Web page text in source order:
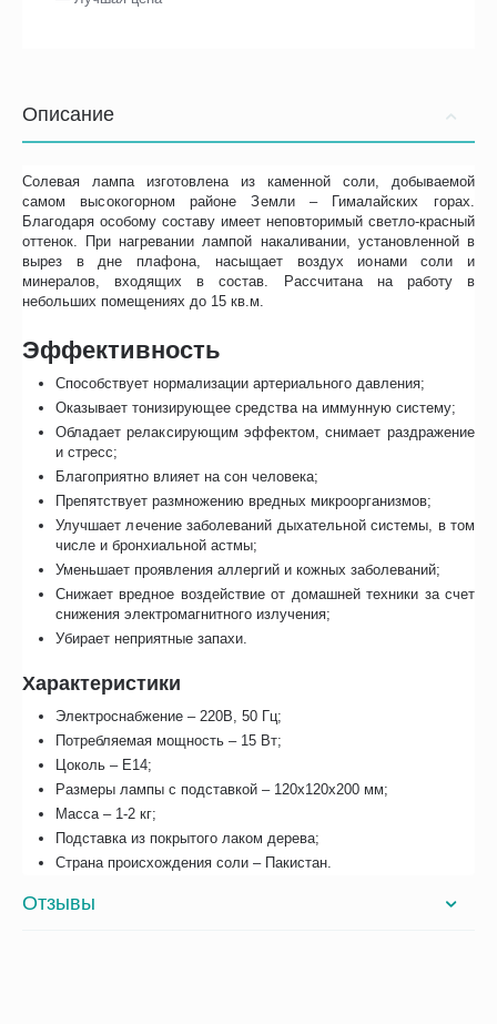
Описание
Солевая лампа изготовлена из каменной соли, добываемой
самом высокогорном районе Земли – Гималайских горах.
Благодаря особому составу имеет неповторимый светло-красный
оттенок. При нагревании лампой накаливании, установленной в
вырез в дне плафона, насыщает воздух ионами соли и
минералов, входящих в состав. Рассчитана на работу в
небольших помещениях до 15 кв.м.
Эффективность
Способствует нормализации артериального давления;
Оказывает тонизирующее средства на иммунную систему;
Обладает релаксирующим эффектом, снимает раздражение
и стресс;
Благоприятно влияет на сон человека;
Препятствует размножению вредных микроорганизмов;
Улучшает лечение заболеваний дыхательной системы, в том
числе и бронхиальной астмы;
Уменьшает проявления аллергий и кожных заболеваний;
Снижает вредное воздействие от домашней техники за счет
снижения электромагнитного излучения;
Убирает неприятные запахи.
Характеристики
Электроснабжение – 220В, 50 Гц;
Потребляемая мощность – 15 Вт;
Цоколь – Е14;
Размеры лампы с подставкой – 120х120х200 мм;
Масса – 1-2 кг;
Подставка из покрытого лаком дерева;
Страна происхождения соли – Пакистан.
Отзывы